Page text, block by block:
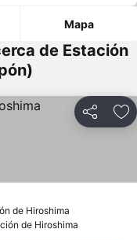
Mapa
de Estación
Compartir
de Hiroshima
de Hiroshima